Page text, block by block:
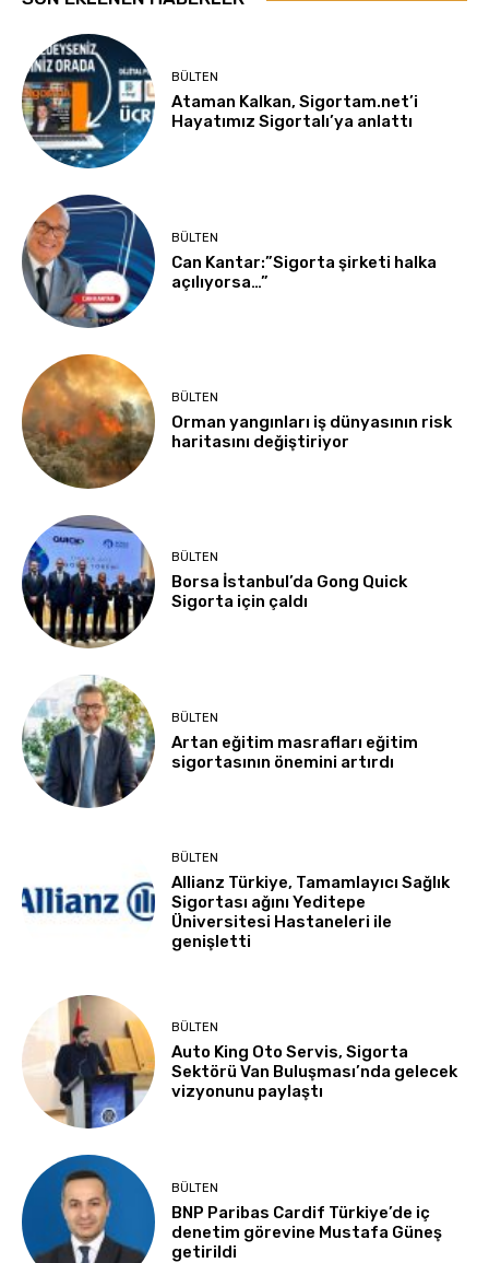
BÜLTEN
Ataman Kalkan, Sigortam.net’i
Hayatımız Sigortalı’ya anlattı
BÜLTEN
Can Kantar:”Sigorta şirketi halka
açılıyorsa…”
BÜLTEN
Orman yangınları iş dünyasının risk
haritasını değiştiriyor
BÜLTEN
Borsa İstanbul’da Gong Quick
Sigorta için çaldı
BÜLTEN
Artan eğitim masrafları eğitim
sigortasının önemini artırdı
BÜLTEN
Allianz Türkiye, Tamamlayıcı Sağlık
Sigortası ağını Yeditepe
Üniversitesi Hastaneleri ile
genişletti
BÜLTEN
Auto King Oto Servis, Sigorta
Sektörü Van Buluşması’nda gelecek
vizyonunu paylaştı
BÜLTEN
BNP Paribas Cardif Türkiye’de iç
denetim görevine Mustafa Güneş
getirildi